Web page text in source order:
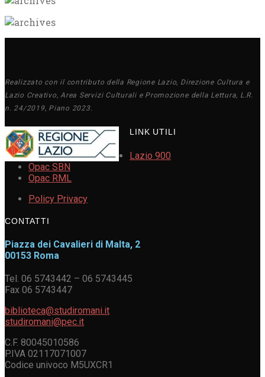
Realizzato con il contributo della Regione Lazio, Direzione Cultura e
Lazio Creativo, Area Servizi Culturali e Promozione della Lettura, L.R.
n. 24/2019, Piano 2023.
LINK UTILI
Lazio 900
Opac SBN
Opac RML
Policy Privacy
CONTATTI
Piazza dei Cavalieri di Malta, 2
00153 Roma
Tel. 06 5743442 – 06 5743445
Fax 06 5743447
biblioteca@studiromani.it
studiromani@pec.it
C.F. 80045010586
P.IVA 02117071007
Codice univoco M5UXCR1